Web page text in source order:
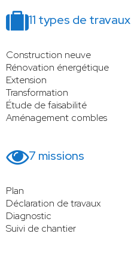
11 types de travaux
Construction neuve
Rénovation énergétique
Extension
Transformation
Étude de faisabilité
Aménagement combles
7 missions
Plan
Déclaration de travaux
Diagnostic
Suivi de chantier